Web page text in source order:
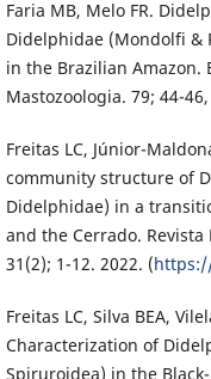
Faria MB, Melo FR.
Didelphidae (Mondolfi &
in the Brazilian Amazon.
Mastozoologia. 79; 44-
Freitas LC, Júnior-
community structure of
Didelphidae) in a
and the Cerrado.
31(2); 1-12. 2022. (
Freitas LC, Silva BEA,
Characterization of
Spiruroidea) in the